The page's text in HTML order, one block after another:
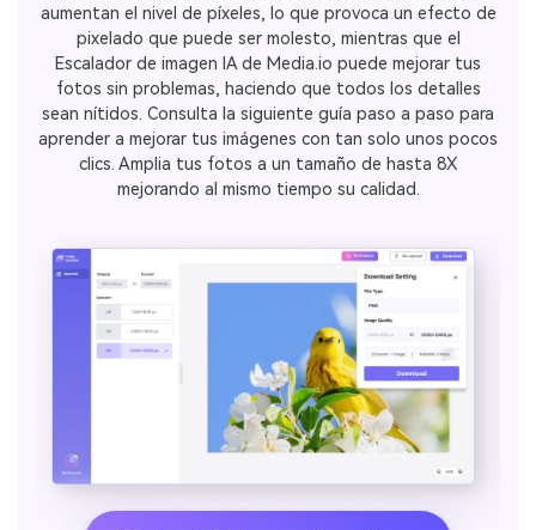
aumentan el nivel de píxeles, lo que provoca un efecto de
pixelado que puede ser molesto, mientras que el
Escalador de imagen IA de Media.io puede mejorar tus
fotos sin problemas, haciendo que todos los detalles
sean nítidos. Consulta la siguiente guía paso a paso para
aprender a mejorar tus imágenes con tan solo unos pocos
clics. Amplia tus fotos a un tamaño de hasta 8X
mejorando al mismo tiempo su calidad.